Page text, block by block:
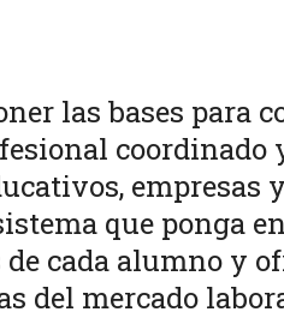
las bases para
coordinado
que ponga
cada alumno y
del mercado